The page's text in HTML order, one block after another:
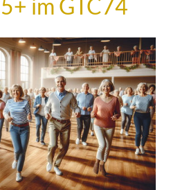
im GTC74